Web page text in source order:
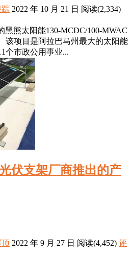
踪 2022 年 10 月 21 日 阅读(2,334)
黑熊太阳能130-MCDC/100-MWAC
该项目是阿拉巴马州最大的太阳能
个市政公用事业...
伏支架厂商推出的产
2022 年 9 月 27 日 阅读(4,452) 评